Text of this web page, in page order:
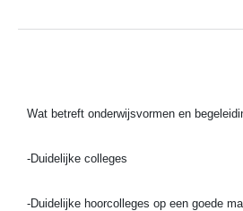
Wat betreft onderwijsvormen en
-Duidelijke colleges
-Duidelijke hoorcolleges op een goede